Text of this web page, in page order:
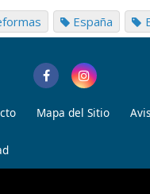
España
Mapa del Sitio